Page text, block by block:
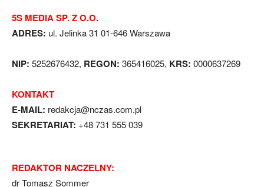
5S MEDIA SP. Z O.O.
ADRES: ul. Jelinka 31 01-646 Warszawa
NIP: 5252676432, REGON: 365416025, KRS: 0000637269
KONTAKT
E-MAIL: redakcja@nczas.com.pl
SEKRETARIAT: +48 731 555 039
REDAKTOR NACZELNY:
dr Tomasz Sommer